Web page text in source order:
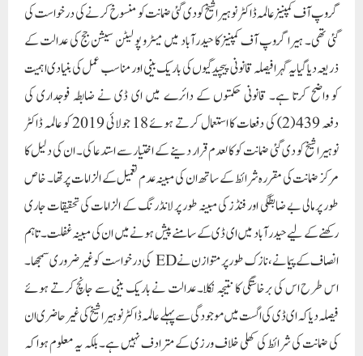
گروپ آف کمپنیز عالمہ ڈاکٹر نوہیرا شیخ کو دی گئی ضمانت کو منسوخ کرنے کی درخواست کی
گئی تھی۔ ہیرا گروپ آف کمپنیز کا حیدرآباد میں میٹرو پولیٹن سیشن جج کی عدالت کے
ذریعہ دیا گیا یہ گہرا فیصلہ قانونی پیچیدگیوں کی باریک بینی اور مناسب عمل کی بنیادی اہمیت
کو واضح کرتا ہے۔ قانونی حکمتوں کے دائرے میں ای ڈی نے ضابطہ فوجداری کی
دفعہ 439 (2) کی دفعات کا استعمال کرتے ہوئے 18 جولائی 2019 کو عالمہ ڈاکٹر
نوہیرا شیخ کو دی گئی ضمانت کو کالعدم قرار دینے کے اختیار سے استدعا کی۔ ان کی دلیل کا
مرکز ضمانت کی مقررہ شرائط کے ساتھ ان کی مبینہ عدم تعمیل کے الزامات پر تھا۔ خاص
طور پر مالی بے ضابطگی اور فنڈز کی مبینہ طور پر لانڈرنگ کے الزامات کی تحقیقات جاری
رکھنے کے لیے حیدرآباد میں ای ڈی کے سامنے پیش ہونے میں ان کی مبینہ غفلت۔ تاہم
انصاف کے پیمانے، نازک طور پر متوازن نے ED کی درخواست کو غیر ضروری سمجھا۔
اس طرح اس کی برخاستگی کا نتیجہ نکلا۔ عدالت نے باریک بینی سے جانچ کرتے ہوئے
فیصلہ دیا کہ ای ڈی کی اگست میں موجودگی سے پہلے عالمہ ڈاکٹر نوہیرا شیخ کی غیر حاضری ان
کی ضمانت کی شرائط کی کھلی خلاف ورزی کے مترادف نہیں ہے۔ بلکہ یہ معلوم ہوا کہ